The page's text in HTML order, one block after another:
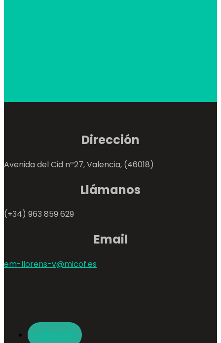
Dirección
Avenida del Cid nº27, Valencia, (46018)
Llámanos
(+34) 963 859 629
Email
em-llorens-v@micof.es
Instagram